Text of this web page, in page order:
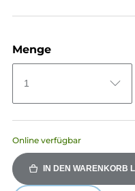
Menge
1
Online verfügbar
IN DEN WARENKORB